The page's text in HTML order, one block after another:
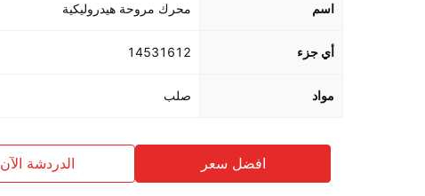
اسم محرك مروحة هيدروليكية
أي جزء 14531612
مواد صلب
افضل سعر الدردشة الآن